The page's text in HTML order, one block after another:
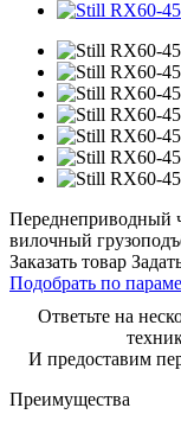
Переднеприводный
вилочный
Заказать товар
Подобрать по
Ответьте на
И предоставим
Преимущества